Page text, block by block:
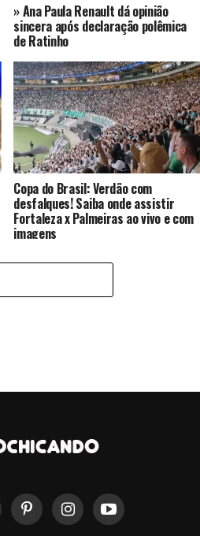
» Ana Paula Renault dá opinião
sincera após declaração polêmica
de Ratinho
Copa do Brasil: Verdão com
desfalques! Saiba onde assistir
Fortaleza x Palmeiras ao vivo e com
imagens